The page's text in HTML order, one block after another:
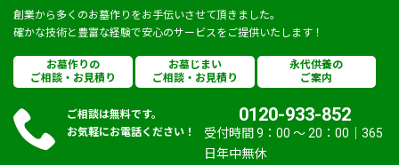
創業から多くのお墓作りをお手伝いさせて頂きました。
確かな技術と豊富な経験で安心のサービスをご提供いたします！
お墓作りの
ご相談・お見積り
お墓じまい
ご相談・お見積り
永代供養の
ご案内
ご相談は無料です。
お気軽にお電話ください！
0120-933-852
受付時間 9：00 〜 20：00｜365
日年中無休